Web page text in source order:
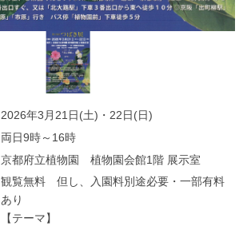
2026年3月21日(土)・22日(日)
両日9時～16時
京都府立植物園 植物園会館1階 展示室
観覧無料 但し、入園料別途必要・一部有料
あり
【テーマ】